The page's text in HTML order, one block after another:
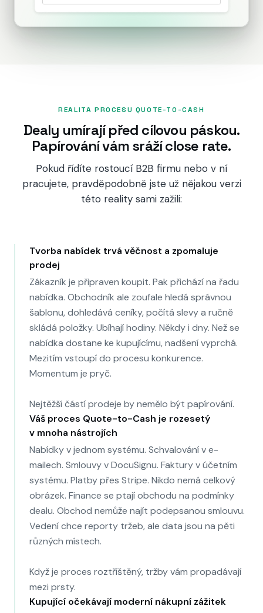
Sales Hub
Revenue Hub
Breeze AI
REALITA PROCESU QUOTE-TO-CASH
Dealy umírají před cílovou páskou.
Papírování vám sráží close rate.
Pokud řídíte rostoucí B2B firmu nebo v ní
pracujete, pravděpodobně jste už nějakou verzi
této reality sami zažili:
Tvorba nabídek trvá věčnost a zpomaluje
prodej
Zákazník je připraven koupit. Pak přichází na řadu
nabídka. Obchodník ale zoufale hledá správnou
šablonu, dohledává ceníky, počítá slevy a ručně
skládá položky. Ubíhají hodiny. Někdy i dny. Než se
nabídka dostane ke kupujícímu, nadšení vyprchá.
Mezitím vstoupí do procesu konkurence.
Momentum je pryč.
Nejtěžší částí prodeje by nemělo být papírování.
Váš proces Quote-to-Cash je rozesetý
v mnoha nástrojích
Nabídky v jednom systému. Schvalování v e-
mailech. Smlouvy v DocuSignu. Faktury v účetním
systému. Platby přes Stripe. Nikdo nemá celkový
obrázek. Finance se ptají obchodu na podmínky
dealu. Obchod nemůže najít podepsanou smlouvu.
Vedení chce reporty tržeb, ale data jsou na pěti
různých místech.
Když je proces roztříštěný, tržby vám propadávají
mezi prsty.
Kupující očekávají moderní nákupní zážitek